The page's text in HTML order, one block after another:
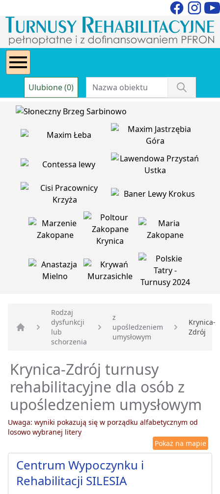
Ulubione (0)
Strona główna
Rodzaj
dysfunkcji
lub
schorzenia
z
upośledzeniem
umysłowym
Krynica-
Zdrój
Krynica-Zdrój turnusy
rehabilitacyjne dla osób z
upośledzeniem umysłowym
Uwaga: wyniki pokazują się w porządku alfabetycznym od
losowo wybranej litery
Pokaż na mapie
Centrum Wypoczynku i
Rehabilitacji SILESIA